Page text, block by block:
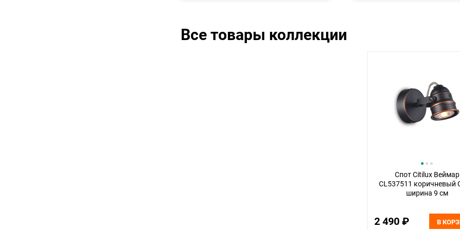
Все товары коллекции
Спот Citilux Веймар
CL537511 коричневый
ширина 9 см
2 490 ₽ В